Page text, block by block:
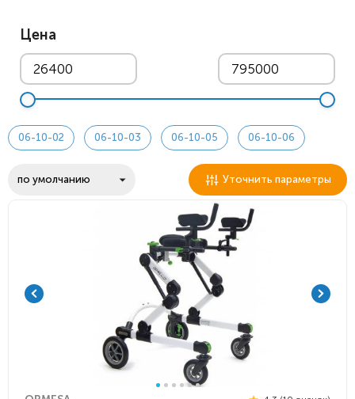
Цена
06-10-02 06-10-03 06-10-05 06-10-06
Уточнить параметры